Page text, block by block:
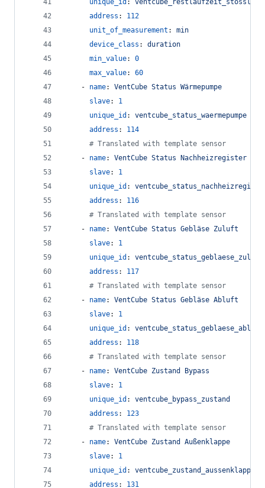
unique_id :
address : 112
unit_of_measurement : min
device_class : duration
min_value: 0
max_value: 60
    -
name: VentCube Status Wärmepumpe
slave: 1
unique_id : ventcube_status_waermepumpe
address : 114
# Translated with template sensor
    -
name: VentCube Status Nachheizregister
slave: 1
unique_id :
address : 116
# Translated with template sensor
    -
name: VentCube Status Gebläse Zuluft
slave: 1
unique_id : ventcube_status_geblaese_zuluft
address : 117
# Translated with template sensor
    -
name: VentCube Status Gebläse Abluft
slave: 1
unique_id : ventcube_status_geblaese_abluft
address : 118
# Translated with template sensor
    -
name: VentCube Zustand Bypass
slave: 1
unique_id : ventcube_bypass_zustand
address : 123
# Translated with template sensor
    -
name: VentCube Zustand Außenklappe
slave: 1
unique_id : ventcube_zustand_aussenklappe
address : 131